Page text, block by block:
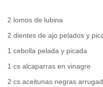
2 lomos de lubina
2 dientes de ajo pelados y
1 cebolla pelada y picada
1 cs alcaparras en vinagre
2 cs aceitunas negras